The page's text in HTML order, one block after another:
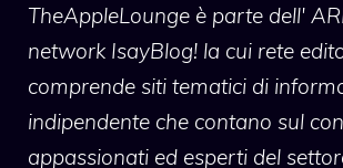
TheAppleLounge è parte dell'
network IsayBlog! la cui rete
comprende siti tematici di
indipendente che contano sul
appassionati ed esperti del